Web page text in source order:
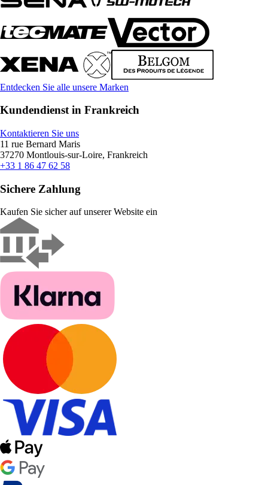
Entdecken Sie alle unsere Marken
Kundendienst in Frankreich
Kontaktieren Sie uns
11 rue Bernard Maris
37270 Montlouis-sur-Loire, Frankreich
+33 1 86 47 62 58
Sichere Zahlung
Kaufen Sie sicher auf unserer Website ein